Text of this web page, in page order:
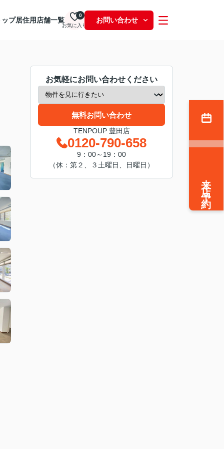
ップ居住用店舗一覧
お気に入り
0
お問い合わせ
お気軽にお問い合わせください
無料お問い合わせ
TENPOUP 豊田店
0120-790-658
9：00～19：00
（休：第２、３土曜日、日曜日）
来店予約